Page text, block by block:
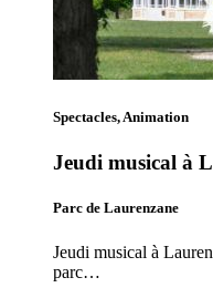
Spectacles, Animation
Jeudi musical à
Parc de Laurenzane
Jeudi musical à
parc…